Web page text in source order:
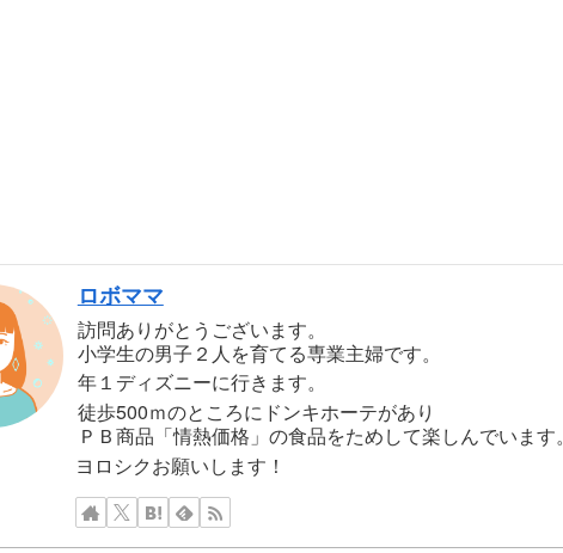
ロボママ
訪問ありがとうございます。
小学生の男子２人を育てる専業主婦です。
年１ディズニーに行きます。
徒歩500ｍのところにドンキホーテがあり
ＰＢ商品「情熱価格」の食品をためして楽しんでいます。
ヨロシクお願いします！